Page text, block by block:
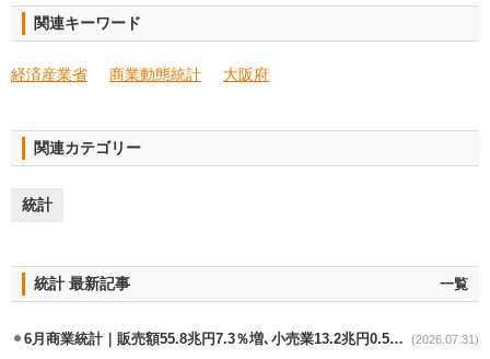
関連キーワード
経済産業省 商業動態統計 大阪府
関連カテゴリー
統計
統計 最新記事 一覧
6月商業統計｜販売額55.8兆円7.3％増､小売業13.2兆円0.5％増 (2026.07.31)